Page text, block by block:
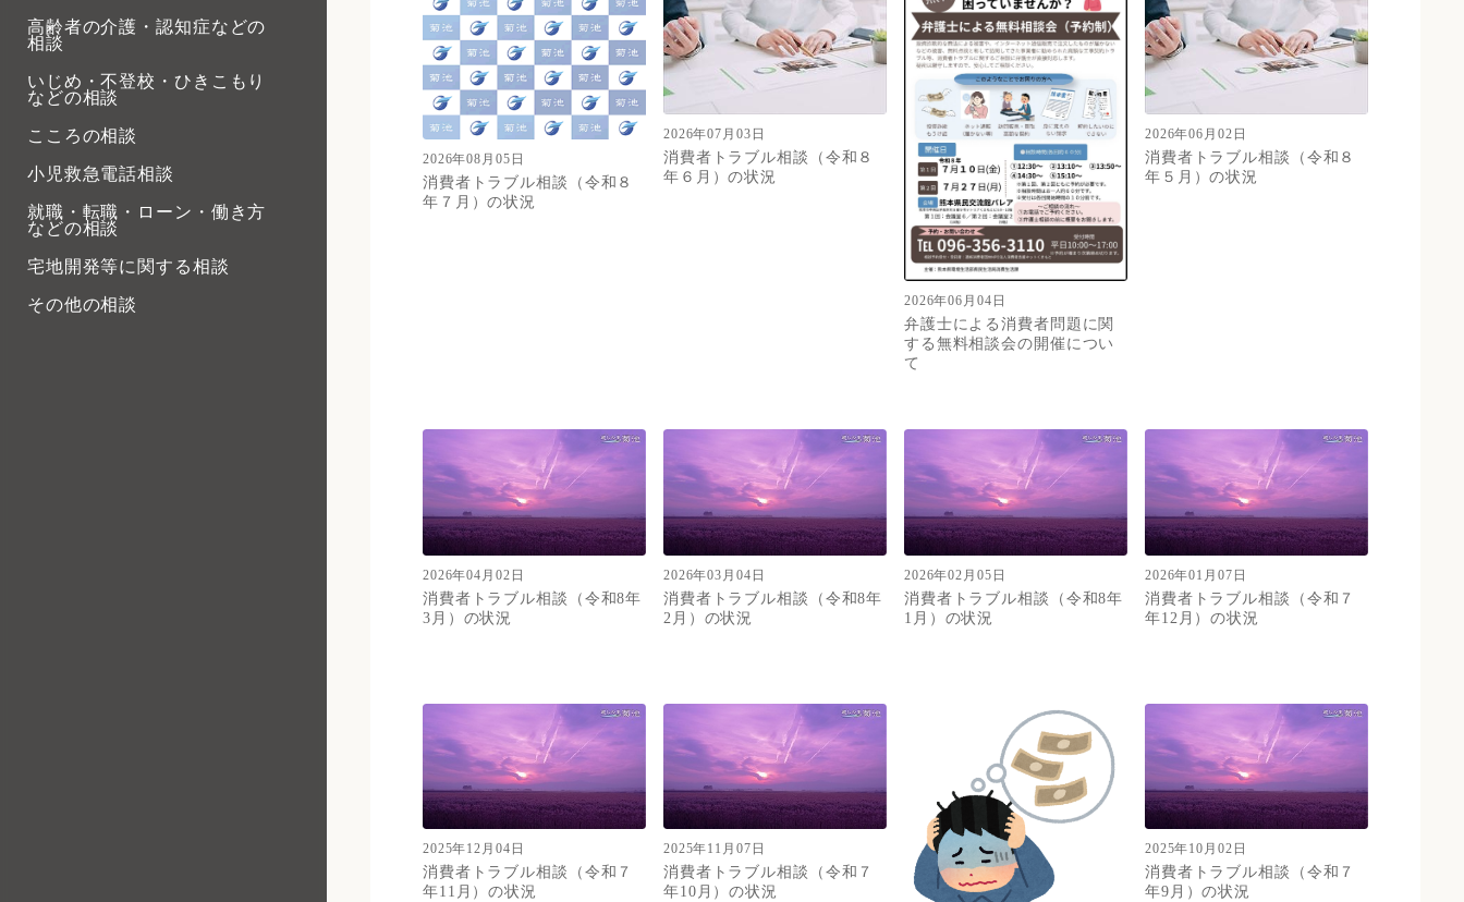
高齢者の介護・認知症などの
相談
いじめ・不登校・ひきこもり
などの相談
こころの相談
小児救急電話相談
就職・転職・ローン・働き方
などの相談
宅地開発等に関する相談
その他の相談
2026年08月05日
消費者トラブル相談（令和８
年７月）の状況
2026年07月03日
消費者トラブル相談（令和８
年６月）の状況
2026年06月04日
弁護士による消費者問題に関
する無料相談会の開催につい
て
2026年06月02日
消費者トラブル相談（令和８
年５月）の状況
2026年04月02日
消費者トラブル相談（令和8年
3月）の状況
2026年03月04日
消費者トラブル相談（令和8年
2月）の状況
2026年02月05日
消費者トラブル相談（令和8年
1月）の状況
2026年01月07日
消費者トラブル相談（令和７
年12月）の状況
2025年12月04日
消費者トラブル相談（令和７
年11月）の状況
2025年11月07日
消費者トラブル相談（令和７
年10月）の状況
2025年10月02日
消費者トラブル相談（令和７
年9月）の状況